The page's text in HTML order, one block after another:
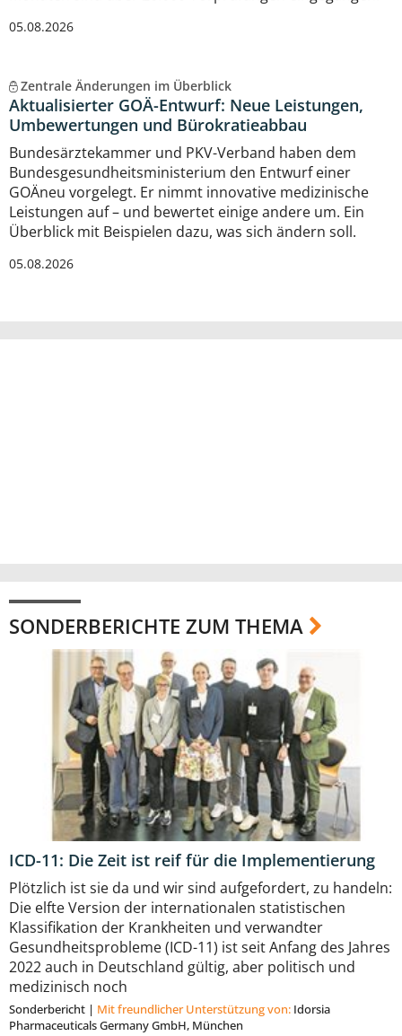
05.08.2026
Zentrale Änderungen im Überblick
Aktualisierter GOÄ-Entwurf: Neue Leistungen,
Umbewertungen und Bürokratieabbau
Bundesärztekammer und PKV-Verband haben dem
Bundesgesundheitsministerium den Entwurf einer
GOÄneu vorgelegt. Er nimmt innovative medizinische
Leistungen auf – und bewertet einige andere um. Ein
Überblick mit Beispielen dazu, was sich ändern soll.
05.08.2026
SONDERBERICHTE ZUM THEMA
ICD-11: Die Zeit ist reif für die Implementierung
Plötzlich ist sie da und wir sind aufgefordert, zu handeln:
Die elfte Version der internationalen statistischen
Klassifikation der Krankheiten und verwandter
Gesundheitsprobleme (ICD-11) ist seit Anfang des Jahres
2022 auch in Deutschland gültig, aber politisch und
medizinisch noch
Sonderbericht | Mit freundlicher Unterstützung von: Idorsia
Pharmaceuticals Germany GmbH, München